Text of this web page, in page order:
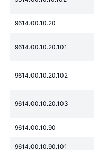
9614.00.10.20
9614.00.10.20.101
9614.00.10.20.102
9614.00.10.20.103
9614.00.10.90
9614.00.10.90.101